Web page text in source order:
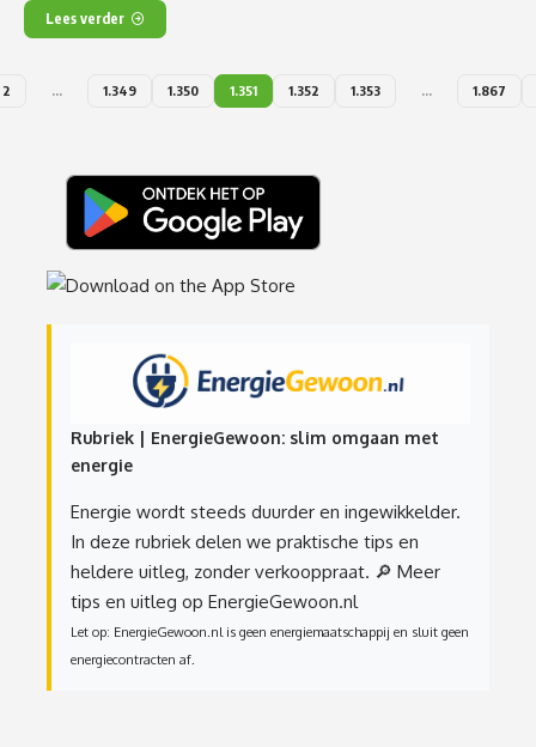
Lees verder
2 … 1.349 1.350 1.351 1.352 1.353 … 1.867
Rubriek | EnergieGewoon: slim omgaan met
energie
Energie wordt steeds duurder en ingewikkelder.
In deze rubriek delen we praktische tips en
heldere uitleg, zonder verkooppraat. 🔎 Meer
tips en uitleg op EnergieGewoon.nl
Let op: EnergieGewoon.nl is geen energiemaatschappij en sluit geen
energiecontracten af.